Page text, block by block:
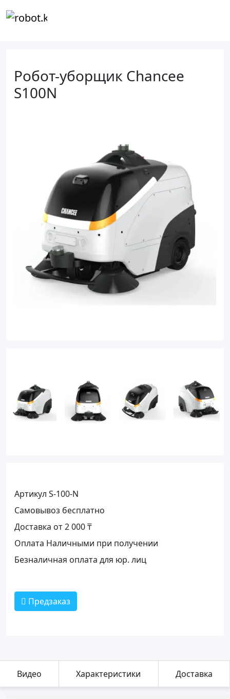
Робот-уборщик Chancee
S100N
Артикул S-100-N
Самовывоз бесплатно
Доставка от 2 000 ₸
Оплата Наличными при получении
Безналичная оплата для юр. лиц
Предзаказ
Видео Характеристики Доставка